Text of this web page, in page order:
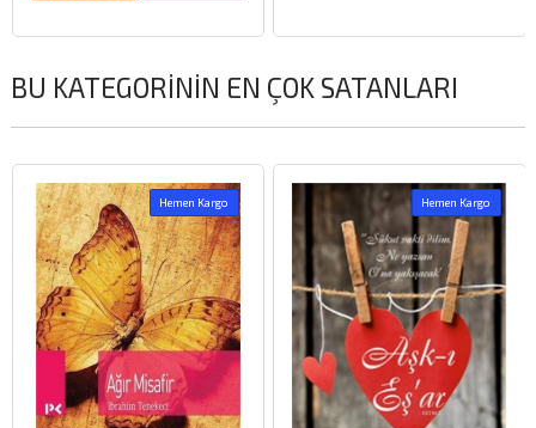
BU KATEGORININ EN ÇOK SATANLARI
Hemen Kargo Hemen Kargo